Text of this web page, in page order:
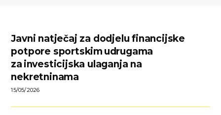
Javni natječaj za dodjelu financijske
potpore sportskim udrugama
za investicijska ulaganja na
nekretninama
15/05/2026